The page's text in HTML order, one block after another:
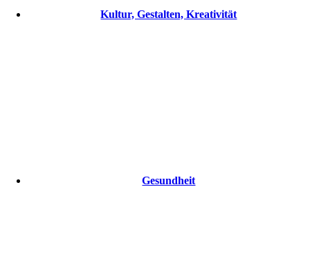
Kultur, Gestalten, Kreativität
Gesundheit